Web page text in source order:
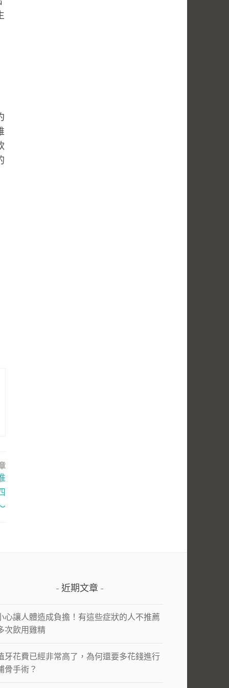
近期文章
心讓人體造成負擔！有這些症狀的人不推薦
次飲用雞精
牙花費已經非常高了，為何還要多花錢進行
骨手術？